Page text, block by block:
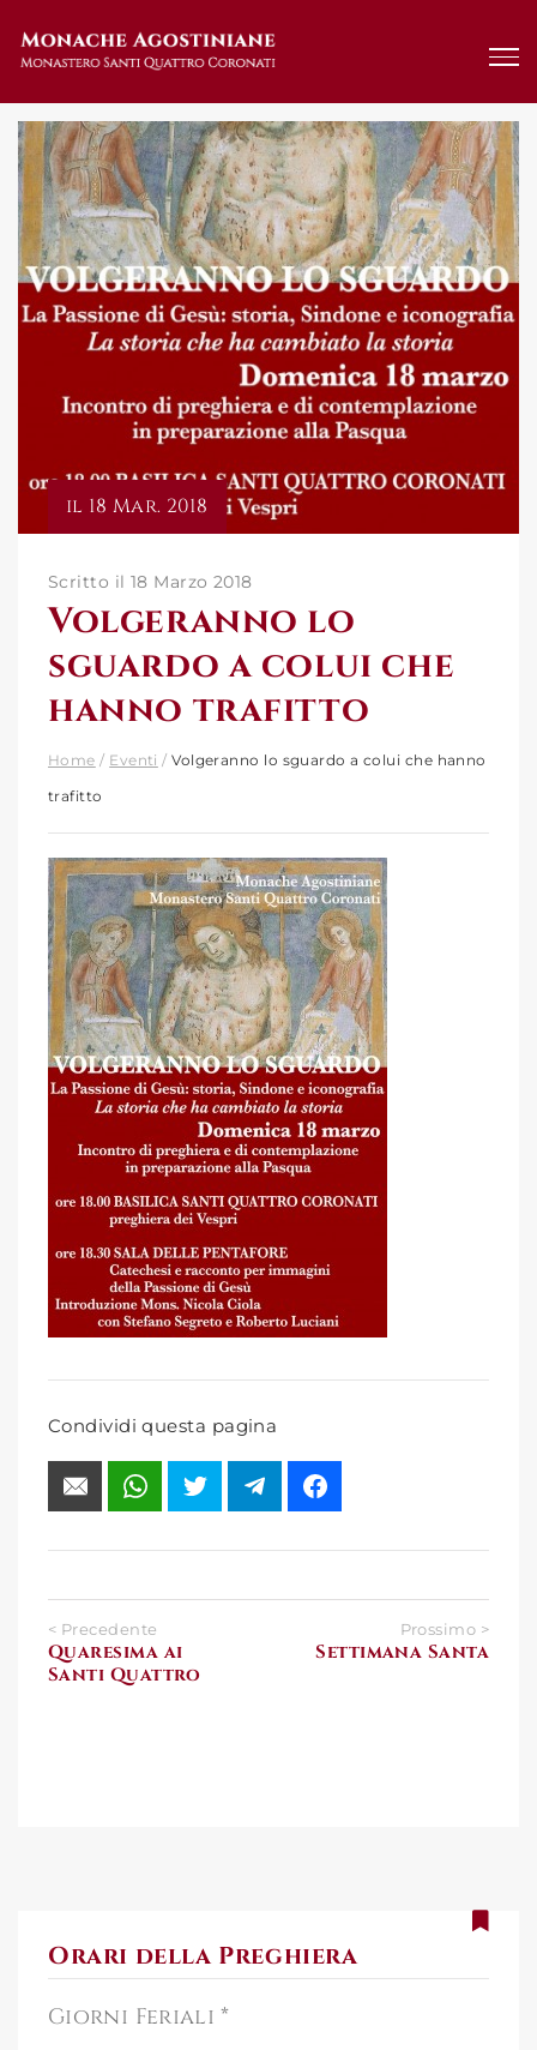
il 18 Mar. 2018
Scritto il 18 Marzo 2018
Volgeranno lo
sguardo a colui che
hanno trafitto
Home / Eventi /Volgeranno lo sguardo a colui che hanno
trafitto
Condividi questa pagina
< Precedente
Quaresima ai
Santi Quattro
Prossimo >
Settimana Santa
Orari della Preghiera
Giorni Feriali *